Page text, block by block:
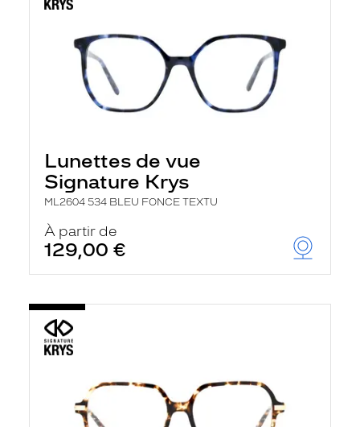
Lunettes de vue
Signature Krys
ML2604 534 BLEU FONCE TEXTU
À partir de
129,00 €